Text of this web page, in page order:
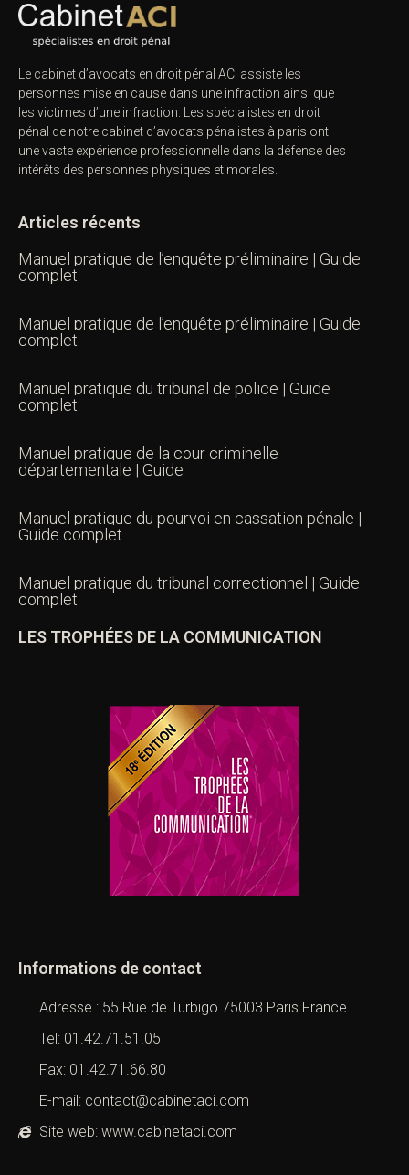
Le cabinet d’avocats en droit pénal ACI assiste les
personnes mise en cause dans une infraction ainsi que
les victimes d’une infraction. Les spécialistes en droit
pénal de notre cabinet d’avocats pénalistes à paris ont
une vaste expérience professionnelle dans la défense des
intérêts des personnes physiques et morales.
Articles récents
Manuel pratique de l’enquête préliminaire | Guide
complet
Manuel pratique de l’enquête préliminaire | Guide
complet
Manuel pratique du tribunal de police | Guide
complet
Manuel pratique de la cour criminelle
départementale | Guide
Manuel pratique du pourvoi en cassation pénale |
Guide complet
Manuel pratique du tribunal correctionnel | Guide
complet
LES TROPHÉES DE LA COMMUNICATION
Informations de contact
Adresse : 55 Rue de Turbigo 75003 Paris France
Tel: 01.42.71.51.05
Fax: 01.42.71.66.80
E-mail: contact@cabinetaci.com
Site web: www.cabinetaci.com